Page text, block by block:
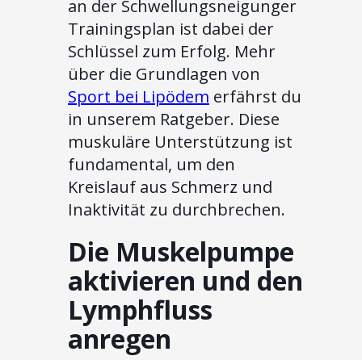
an der Schwellungsneigunger
Trainingsplan ist dabei der
Schlüssel zum Erfolg. Mehr
über die Grundlagen von
Sport bei Lipödem erfährst du
in unserem Ratgeber. Diese
muskuläre Unterstützung ist
fundamental, um den
Kreislauf aus Schmerz und
Inaktivität zu durchbrechen.
Die Muskelpumpe
aktivieren und den
Lymphfluss
anregen